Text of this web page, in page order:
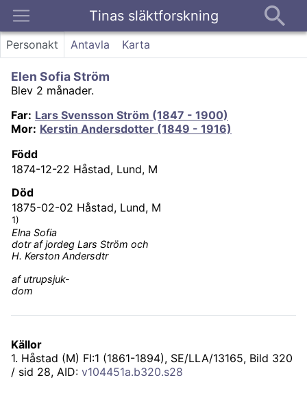
Tinas släktforskning
Kontakt
Personakt Antavla Karta
Elen Sofia Ström
Blev 2 månader.
Far: Lars Svensson Ström (1847 - 1900)
Mor: Kerstin Andersdotter (1849 - 1916)
Född
1874-12-22 Håstad, Lund, M
Död
1875-02-02 Håstad, Lund, M
1)
Elna Sofia
dotr af jordeg Lars Ström och
H. Kerston Andersdtr
af utrupsjuk-
dom
Källor
1. Håstad (M) FI:1 (1861-1894), SE/LLA/13165, Bild 320
/ sid 28, AID: v104451a.b320.s28